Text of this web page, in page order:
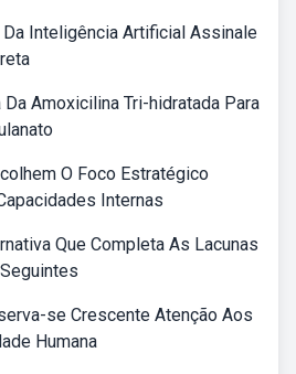
Inteligência Artificial Assinale
Amoxicilina Tri-hidratada Para
O Foco Estratégico
Internas
Que Completa As Lacunas
se Crescente Atenção Aos
Humana